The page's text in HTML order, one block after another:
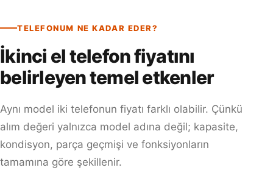
TELEFONUM NE KADAR EDER?
İkinci el telefon fiyatını
belirleyen temel etkenler
Aynı model iki telefonun fiyatı farklı olabilir. Çünkü
alım değeri yalnızca model adına değil; kapasite,
kondisyon, parça geçmişi ve fonksiyonların
tamamına göre şekillenir.